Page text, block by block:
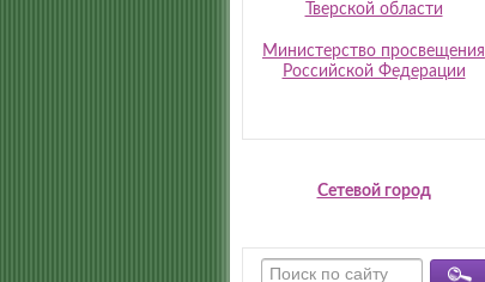
Тверской области
Министерство просвещения
Российской Федерации
Сетевой город